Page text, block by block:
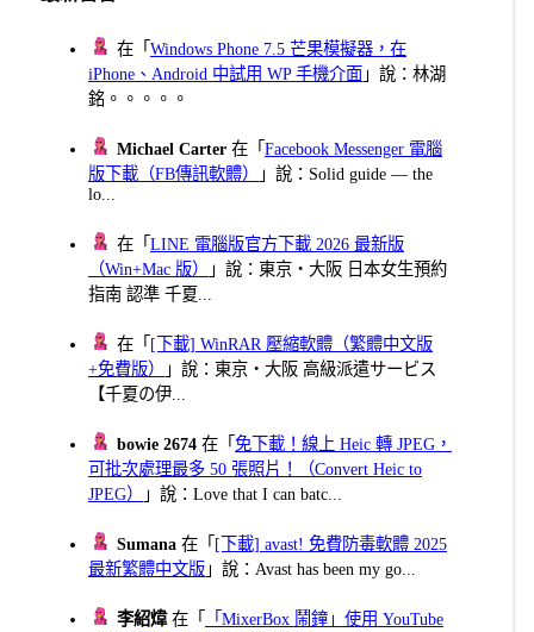
在「Windows Phone 7.5 芒果模擬器，在
iPhone、Android 中試用 WP 手機介面 」說：林湖
銘。。。。。
Michael Carter 在「Facebook Messenger 電腦
版下載（FB傳訊軟體）
」說：Solid guide — the
lo...
在「LINE 電腦版官方下載 2026 最新版
（Win+Mac 版）
」說：東京・大阪 日本女生預約
指南 認準 千夏...
在「 [下載] WinRAR 壓縮軟體（繁體中文版
+免費版）
」說：東京・大阪 高級派遣サービス
【千夏の伊...
bowie 2674 在「免下載！線上 Heic 轉 JPEG，
可批次處理最多 50 張照片！（Convert Heic to
JPEG）
」說：Love that I can batc...
Sumana 在「 [下載] avast! 免費防毒軟體 2025
最新繁體中文版 」說：Avast has been my go...
李紹煒在「
「MixerBox 鬧鐘」使用 YouTube